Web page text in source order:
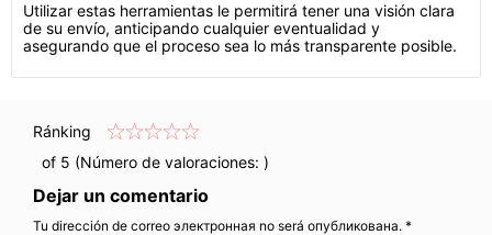
Utilizar estas herramientas le permitirá tener una visión clara
de su envío, anticipando cualquier eventualidad y
asegurando que el proceso sea lo más transparente posible.
Ránking
of 5 (Número de valoraciones: )
Dejar un comentario
Tu dirección de correo электронная no será опубликована. *